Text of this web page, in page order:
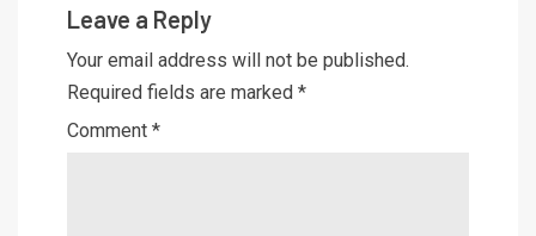
Leave a Reply
Your email address will not be published.
Required fields are marked *
Comment *